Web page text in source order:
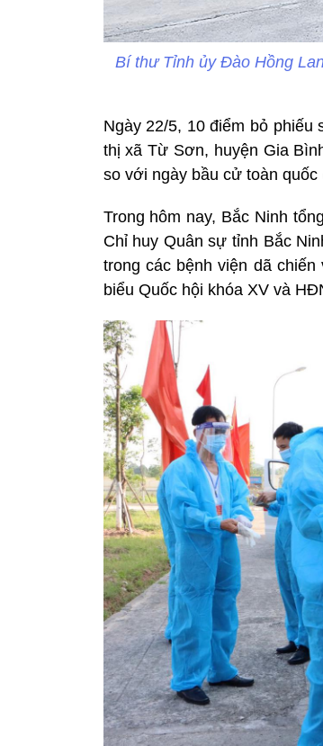
Bí thư Tỉnh ủy Đào Hồng
Ngày 22/5, 10 điểm bỏ
thị xã Từ Sơn, huyện Gia
so với ngày bầu cử toàn quốc
Trong hôm nay, Bắc Ninh
Chỉ huy Quân sự tỉnh Bắc
trong các bệnh viện dã
biểu Quốc hội khóa XV và